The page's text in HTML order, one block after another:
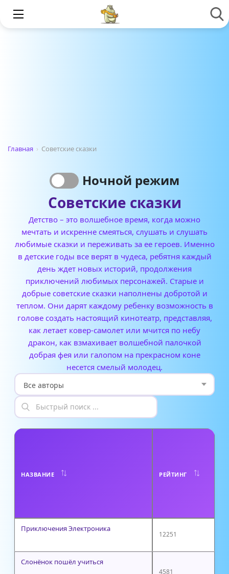
Главная › Советские сказки
Ночной режим
Советские сказки
Детство – это волшебное время, когда можно
мечтать и искренне смеяться, слушать и слушать
любимые сказки и переживать за ее героев. Именно
в детские годы все верят в чудеса, ребятня каждый
день ждет новых историй, продолжения
приключений любимых персонажей. Старые и
добрые советские сказки наполнены добротой и
теплом. Они дарят каждому ребенку возможность в
голове создать настоящий кинотеатр, представляя,
как летает ковер-самолет или мчится по небу
дракон, как взмахивает волшебной палочкой
добрая фея или галопом на прекрасном коне
несется смелый молодец.
НАЗВАНИЕ РЕЙТИНГ
Приключения Электроника
12251
Слонёнок пошёл учиться
4581